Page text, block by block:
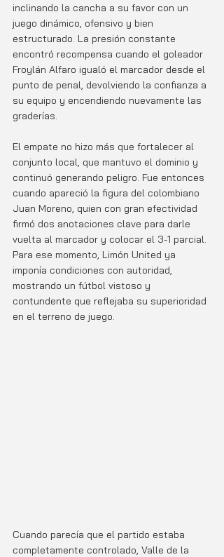
inclinando la cancha a su favor con un
juego dinámico, ofensivo y bien
estructurado. La presión constante
encontró recompensa cuando el goleador
Froylán Alfaro igualó el marcador desde el
punto de penal, devolviendo la confianza a
su equipo y encendiendo nuevamente las
graderías.
El empate no hizo más que fortalecer al
conjunto local, que mantuvo el dominio y
continuó generando peligro. Fue entonces
cuando apareció la figura del colombiano
Juan Moreno, quien con gran efectividad
firmó dos anotaciones clave para darle
vuelta al marcador y colocar el 3-1 parcial.
Para ese momento, Limón United ya
imponía condiciones con autoridad,
mostrando un fútbol vistoso y
contundente que reflejaba su superioridad
en el terreno de juego.
Cuando parecía que el partido estaba
completamente controlado, Valle de la